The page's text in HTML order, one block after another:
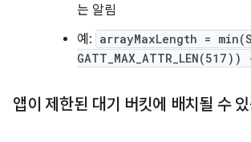
는 알림
예: arrayMaxLength =
앱이 제한된 대기 버킷에 배치될 수